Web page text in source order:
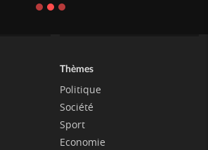
Thèmes
Politique
Société
Sport
Economie